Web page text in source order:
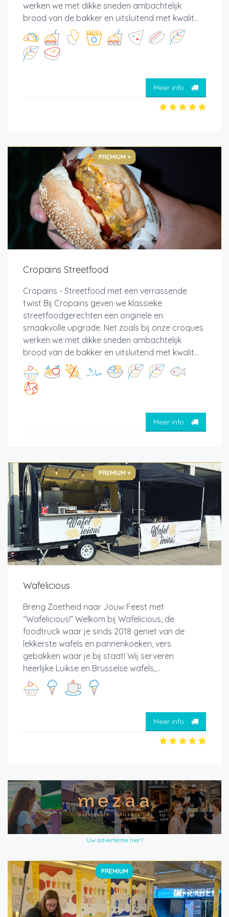
werken we met dikke sneden ambachtelijk
brood van de bakker en uitsluitend met kwalit...
Meer info
PREMIUM +
Cropains Streetfood
Cropains - Streetfood met een verrassende
twist Bij Cropains geven we klassieke
streetfoodgerechten een originele en
smaakvolle upgrade. Net zoals bij onze croques
werken we met dikke sneden ambachtelijk
brood van de bakker en uitsluitend met kwalit...
Meer info
PREMIUM +
Wafelicious
Breng Zoetheid naar Jouw Feest met
“Wafelicious!” Welkom bij Wafelicious, de
foodtruck waar je sinds 2018 geniet van de
lekkerste wafels en pannenkoeken, vers
gebakken waar je bij staat! Wij serveren
heerlijke Luikse en Brusselse wafels,...
Meer info
Uw advertentie hier?
PREMIUM